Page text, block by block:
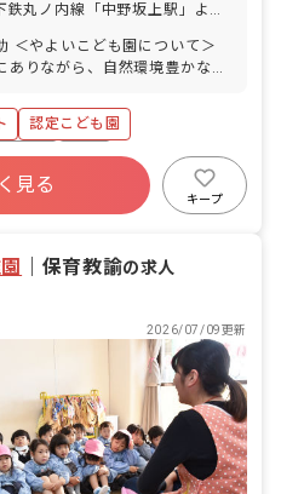
鉄丸ノ内線「中野坂上駅」より
あり、お散歩に行ける距離に公
ます。
＞
ありながら、自然環境豊かなこ
かのように桜の花が咲き誇り、
ートします。果物のなる木や
プも、子どもたちのお気に入り
す。
認定こども園
完備
有給
少なめ
新卒も歓迎
見る
キープ
保育教諭の求人
2026/07/09更新